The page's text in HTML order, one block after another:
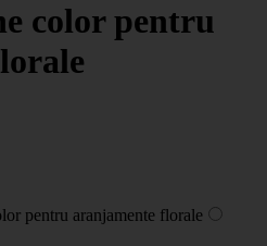
color pentru